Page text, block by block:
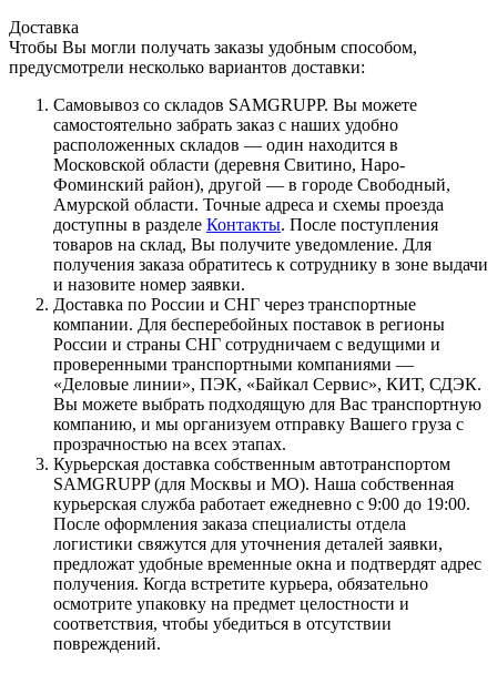
Доставка
Чтобы Вы могли получать заказы удобным способом,
предусмотрели несколько вариантов доставки:
Самовывоз со складов SAMGRUPP. Вы можете
самостоятельно забрать заказ с наших удобно
расположенных складов — один находится в
Московской области (деревня Свитино, Наро-
Фоминский район), другой — в городе Свободный,
Амурской области. Точные адреса и схемы проезда
доступны в разделе Контакты. После поступления
товаров на склад, Вы получите уведомление. Для
получения заказа обратитесь к сотруднику в зоне выдачи
и назовите номер заявки.
Доставка по России и СНГ через транспортные
компании. Для бесперебойных поставок в регионы
России и страны СНГ сотрудничаем с ведущими и
проверенными транспортными компаниями —
«Деловые линии», ПЭК, «Байкал Сервис», КИТ, СДЭК.
Вы можете выбрать подходящую для Вас транспортную
компанию, и мы организуем отправку Вашего груза с
прозрачностью на всех этапах.
Курьерская доставка собственным автотранспортом
SAMGRUPP (для Москвы и МО). Наша собственная
курьерская служба работает ежедневно с 9:00 до 19:00.
После оформления заказа специалисты отдела
логистики свяжутся для уточнения деталей заявки,
предложат удобные временные окна и подтвердят адрес
получения. Когда встретите курьера, обязательно
осмотрите упаковку на предмет целостности и
соответствия, чтобы убедиться в отсутствии
повреждений.